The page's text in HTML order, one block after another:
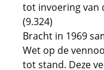
tot invoering van
(9.324)
Bracht in 1969
Wet op de
tot stand. Deze